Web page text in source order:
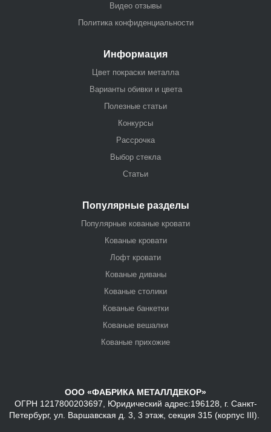
Видео отзывы
Политика конфиденциальности
Информация
Цвет покраски металла
Варианты обивки и цвета
Полезные статьи
Конкурсы
Рассрочка
Выбор стекла
Статьи
Популярные разделы
Популярные кованые кровати
Кованые кровати
Лофт кровати
Кованые диваны
Кованые столики
Кованые банкетки
Кованые вешалки
Кованые прихожие
ООО «ФАБРИКА МЕТАЛЛДЕКОР»
ОГРН 1217800203697, Юридический адрес:196128, г. Санкт-
Петербург, ул. Варшавская д. 3, 3 этаж, секция 315 (корпус III).